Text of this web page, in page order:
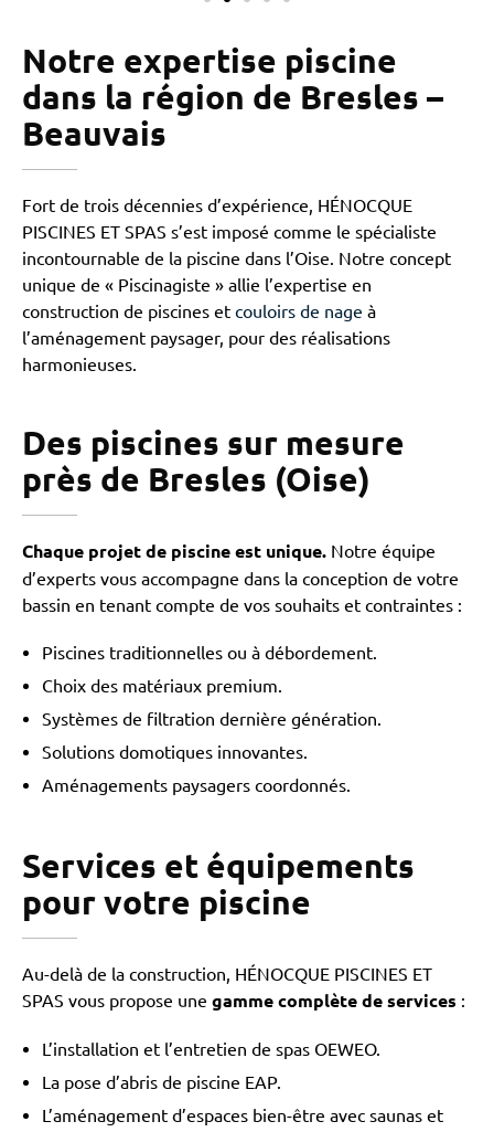
Notre expertise piscine
dans la région de Bresles –
Beauvais
Fort de trois décennies d’expérience, HÉNOCQUE
PISCINES ET SPAS s’est imposé comme le spécialiste
incontournable de la piscine dans l’Oise. Notre concept
unique de « Piscinagiste » allie l’expertise en
construction de piscines et couloirs de nage à
l’aménagement paysager, pour des réalisations
harmonieuses.
Des piscines sur mesure
près de Bresles (Oise)
Chaque projet de piscine est unique. Notre équipe
d’experts vous accompagne dans la conception de votre
bassin en tenant compte de vos souhaits et contraintes :
Piscines traditionnelles ou à débordement.
Choix des matériaux premium.
Systèmes de filtration dernière génération.
Solutions domotiques innovantes.
Aménagements paysagers coordonnés.
Services et équipements
pour votre piscine
Au-delà de la construction, HÉNOCQUE PISCINES ET
SPAS vous propose une gamme complète de services :
L’installation et l’entretien de spas OEWEO.
La pose d’abris de piscine EAP.
L’aménagement d’espaces bien-être avec saunas et